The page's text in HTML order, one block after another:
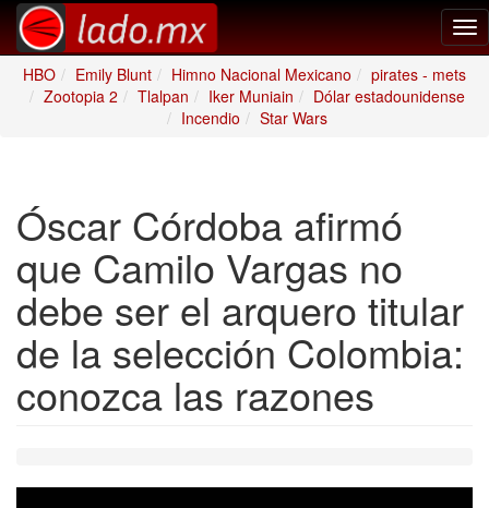
HBO
Emily Blunt Himno Nacional Mexicano
pirates - mets
Zootopia 2
Tlalpan Iker Muniain
Dólar estadounidense
Incendio
Star Wars
Óscar Córdoba afirmó
que Camilo Vargas no
debe ser el arquero titular
de la selección Colombia:
conozca las razones